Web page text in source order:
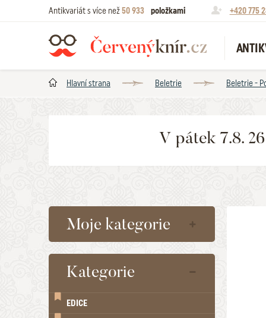
Antikvariát s více než50 933 položkami +420 775
Hlavní strana Beletrie Beletrie -
V pátek 7.8.
Moje kategorie
Kategorie
EDICE